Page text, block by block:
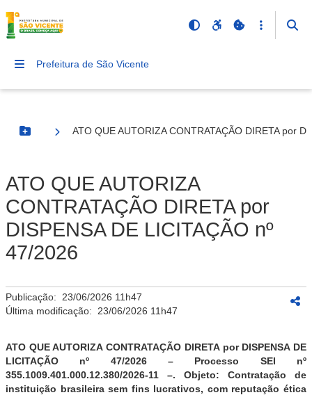
Prefeitura de São Vicente
Botão Menu
ATO QUE AUTORIZA CONTRATAÇÃO DIRETA por
ATO QUE AUTORIZA
CONTRATAÇÃO DIRETA por
DISPENSA DE LICITAÇÃO nº
47/2026
Publicação: 23/06/2026 11h47
Última modificação: 23/06/2026 11h47
ATO QUE AUTORIZA CONTRATAÇÃO DIRETA por DISPENSA DE
LICITAÇÃO nº 47/2026– Processo SEI nº
355.1009.401.000.12.380/2026-11 –. Objeto: Contratação de
instituição brasileira sem fins lucrativos, com reputação ética